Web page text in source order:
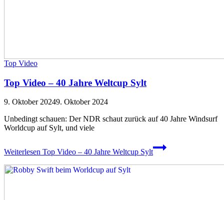
Top Video
Top Video – 40 Jahre Weltcup Sylt
9. Oktober 20249. Oktober 2024
Unbedingt schauen: Der NDR schaut zurück auf 40 Jahre Windsurf
Worldcup auf Sylt, und viele
Weiterlesen Top Video – 40 Jahre Weltcup Sylt